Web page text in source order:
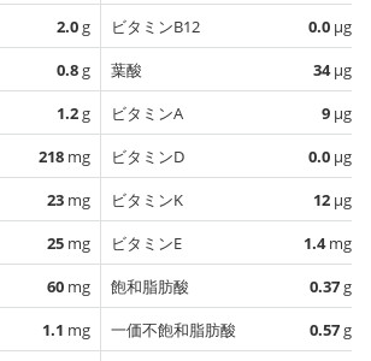
2.0g
0.8g
1.2g
218 mg
23 mg
25 mg
60 mg
1.1 mg
ビタミンB12
0.0 µg
葉酸
34µg
ビタミンA
9 µg
ビタミンD
0.0 µg
ビタミンK
12 µg
ビタミンE
1.4mg
飽和脂肪酸
0.37g
一価不飽和脂肪酸
0.57g